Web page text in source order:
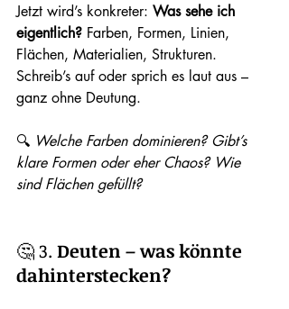
Jetzt wird’s konkreter: Was sehe ich
eigentlich? Farben, Formen, Linien,
Flächen, Materialien, Strukturen.
Schreib’s auf oder sprich es laut aus –
ganz ohne Deutung.
🔍 Welche Farben dominieren? Gibt’s
klare Formen oder eher Chaos? Wie
sind Flächen gefüllt?
🤔 3. Deuten – was könnte
dahinterstecken?